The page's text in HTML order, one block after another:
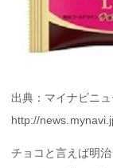
出典：マイナビニ
http://
チョコと言えば明